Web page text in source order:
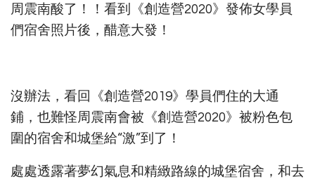
周震南酸了！！看到《創造營2020》發佈女學員
們宿舍照片後，醋意大發！
沒辦法，看回《創造營2019》學員們住的大通
鋪，也難怪周震南會被《創造營2020》被粉色包
圍的宿舍和城堡給“激”到了！
處處透露著夢幻氣息和精緻路線的城堡宿舍，和去